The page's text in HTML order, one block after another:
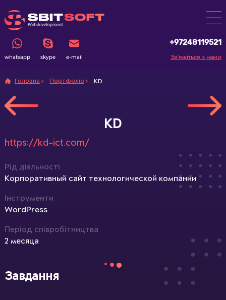
whatsapp skype e-mail
+97248119521
Зв'яжіться з нами
Головна Портфоліо KD
KD
https://kd-ict.com/
Рід діяльності
Корпоративный сайт технологической компании
Інструменти
WordPress
Період співробітництва
2 месяца
Завдання